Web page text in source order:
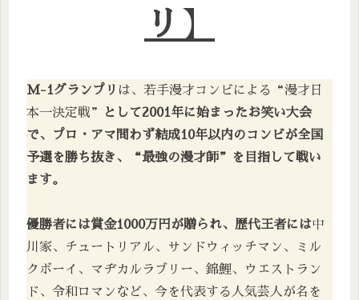
リ 】
M-1グランプリ は、若手漫才コンビによる“漫才日
本一決定戦”
として2001年に始まったお笑い大会
で、プロ・アマ問わず結成10年以内のコンビが全国
予選を勝ち抜き、“最強の漫才師”を目指して戦い
ます。
優勝者には賞金1000万円が贈られ、歴代王者には中
川家、チュートリアル、サンドウィッチマン、ミル
クボーイ、マヂカルラブリー、錦鯉、ウエストラン
ド、令和ロマンなど、今を代表する人気芸人が名を